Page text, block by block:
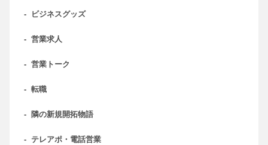
- ビジネスグッズ
- 営業求人
- 営業トーク
- 転職
- 隣の新規開拓物語
- テレアポ・電話営業